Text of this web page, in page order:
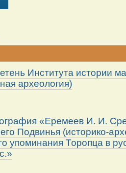
Института истории
археология)
«Еремеев И. И.
Подвинья (историко-
упоминания Торопца в